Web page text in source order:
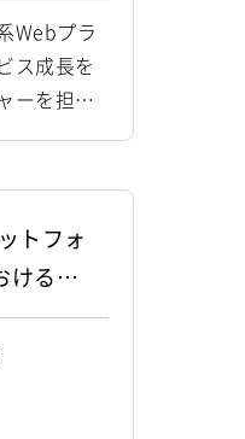
Webプラ
ス成長を
ーを担当
に使われ
を推進す
ら施策立
ン、リ
当しま
データを
トフォ
ける品
運用支